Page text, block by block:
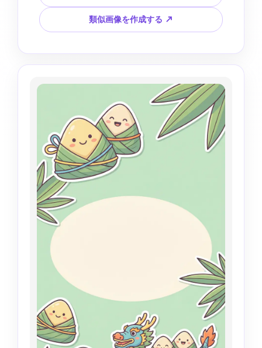
格エリア、読みやすいテキストなし、レストラン
のロゴなし、ブランドのパッケージなし、著作権
で保護されたアートなし。
類似画像を作成する ↗